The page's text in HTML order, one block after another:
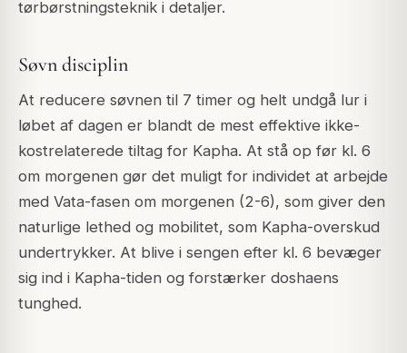
tørbørstningsteknik i detaljer.
Søvn disciplin
At reducere søvnen til 7 timer og helt undgå lur i
løbet af dagen er blandt de mest effektive ikke-
kostrelaterede tiltag for Kapha. At stå op før kl. 6
om morgenen gør det muligt for individet at arbejde
med Vata-fasen om morgenen (2-6), som giver den
naturlige lethed og mobilitet, som Kapha-overskud
undertrykker. At blive i sengen efter kl. 6 bevæger
sig ind i Kapha-tiden og forstærker doshaens
tunghed.